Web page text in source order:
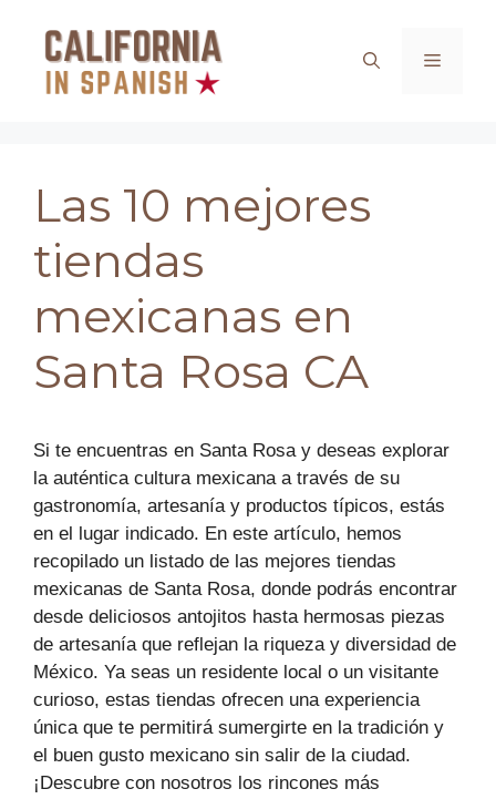
contenido
Menú
Las 10 mejores
tiendas
mexicanas en
Santa Rosa CA
Si te encuentras en Santa Rosa y deseas explorar
la auténtica cultura mexicana a través de su
gastronomía, artesanía y productos típicos, estás
en el lugar indicado. En este artículo, hemos
recopilado un listado de las mejores tiendas
mexicanas de Santa Rosa, donde podrás encontrar
desde deliciosos antojitos hasta hermosas piezas
de artesanía que reflejan la riqueza y diversidad de
México. Ya seas un residente local o un visitante
curioso, estas tiendas ofrecen una experiencia
única que te permitirá sumergirte en la tradición y
el buen gusto mexicano sin salir de la ciudad.
¡Descubre con nosotros los rincones más